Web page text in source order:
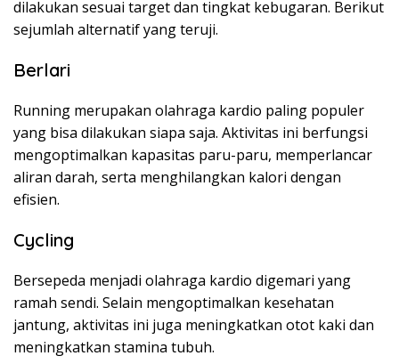
dilakukan sesuai target dan tingkat kebugaran. Berikut
sejumlah alternatif yang teruji.
Berlari
Running merupakan olahraga kardio paling populer
yang bisa dilakukan siapa saja. Aktivitas ini berfungsi
mengoptimalkan kapasitas paru-paru, memperlancar
aliran darah, serta menghilangkan kalori dengan
efisien.
Cycling
Bersepeda menjadi olahraga kardio digemari yang
ramah sendi. Selain mengoptimalkan kesehatan
jantung, aktivitas ini juga meningkatkan otot kaki dan
meningkatkan stamina tubuh.